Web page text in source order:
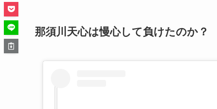
那須川天心は慢心して負けたのか？